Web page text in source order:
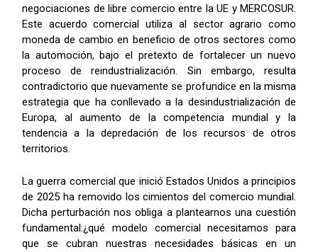
negociaciones de libre comercio entre la UE y MERCOSUR.
Este acuerdo comercial utiliza al sector agrario como
moneda de cambio en beneficio de otros sectores como
la automoción, bajo el pretexto de fortalecer un nuevo
proceso de reindustrialización. Sin embargo, resulta
contradictorio que nuevamente se profundice en la misma
estrategia que ha conllevado a la desindustrialización de
Europa, al aumento de la competencia mundial y la
tendencia a la depredación de los recursos de otros
territorios.
La guerra comercial que inició Estados Unidos a principios
de 2025 ha removido los cimientos del comercio mundial.
Dicha perturbación nos obliga a plantearnos una cuestión
fundamental:¿qué modelo comercial necesitamos para
que se cubran nuestras necesidades básicas en un